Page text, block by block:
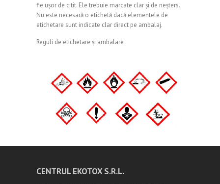
fie ușor de citit. Ele trebuie marcate clar și de neșters.
Nu este necesară o etichetă dacă elementele de
etichetare sunt indicate clar direct pe ambalaj.
Reguli de etichetare și ambalare
CENTRUL EKOTOX S.R.L.